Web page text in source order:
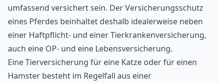
umfassend versichert sein. Der Versicherungsschutz
eines Pferdes beinhaltet deshalb idealerweise neben
einer Haftpflicht- und einer Tierkrankenversicherung,
auch eine OP- und eine Lebensversicherung.
Eine Tierversicherung für eine Katze oder für einen
Hamster besteht im Regelfall aus einer